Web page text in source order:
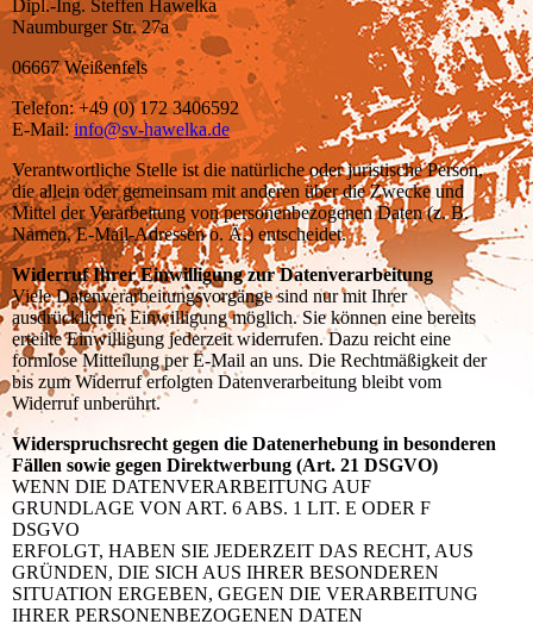
Dipl.-Ing. Steffen Hawelka
Naumburger Str. 27a
06667 Weißenfels
Telefon: +49 (0) 172 3406592
E-Mail:info@sv-hawelka.de
Verantwortliche Stelle ist die natürliche oder juristische Person,
die allein oder gemeinsam mit anderen über die Zwecke und
Mittel der Verarbeitung von personenbezogenen Daten (z. B.
Namen, E-Mail-Adressen o. Ä.) entscheidet.
Widerruf Ihrer Einwilligung zur Datenverarbeitung
Viele Datenverarbeitungsvorgänge sind nur mit Ihrer
ausdrücklichen Einwilligung möglich. Sie können eine bereits
erteilte Einwilligung jederzeit widerrufen. Dazu reicht eine
formlose Mitteilung per E-Mail an uns. Die Rechtmäßigkeit der
bis zum Widerruf erfolgten Datenverarbeitung bleibt vom
Widerruf unberührt.
Widerspruchsrecht gegen die Datenerhebung in besonderen
Fällen sowie gegen Direktwerbung (Art. 21 DSGVO)
WENN DIE DATENVERARBEITUNG AUF
GRUNDLAGE VON ART. 6 ABS. 1 LIT. E ODER F
DSGVO
ERFOLGT, HABEN SIE JEDERZEIT DAS RECHT, AUS
GRÜNDEN, DIE SICH AUS IHRER BESONDEREN
SITUATION ERGEBEN, GEGEN DIE VERARBEITUNG
IHRER PERSONENBEZOGENEN DATEN